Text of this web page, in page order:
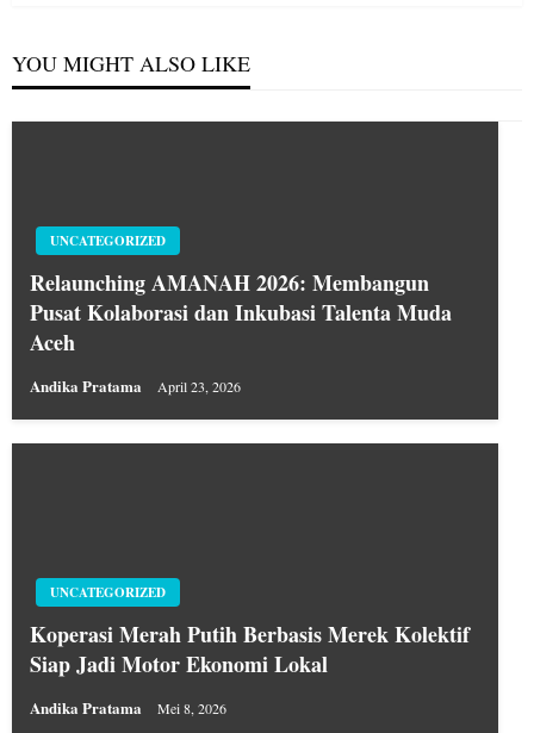
YOU MIGHT ALSO LIKE
UNCATEGORIZED
Relaunching AMANAH 2026: Membangun
Pusat Kolaborasi dan Inkubasi Talenta Muda
Aceh
Andika Pratama April 23, 2026
UNCATEGORIZED
Koperasi Merah Putih Berbasis Merek Kolektif
Siap Jadi Motor Ekonomi Lokal
Andika Pratama Mei 8, 2026